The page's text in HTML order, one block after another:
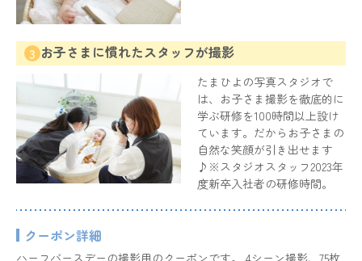
3 お子さまに慣れたスタッフが撮影
たまひよの写真スタジオで
は、お子さま撮影を徹底的に
学ぶ研修を100時間以上設け
ています。だからお子さまの
自然な笑顔が引き出せます
♪※スタジオスタッフ2023年
度新卒入社者の研修時間。
クーポン詳細